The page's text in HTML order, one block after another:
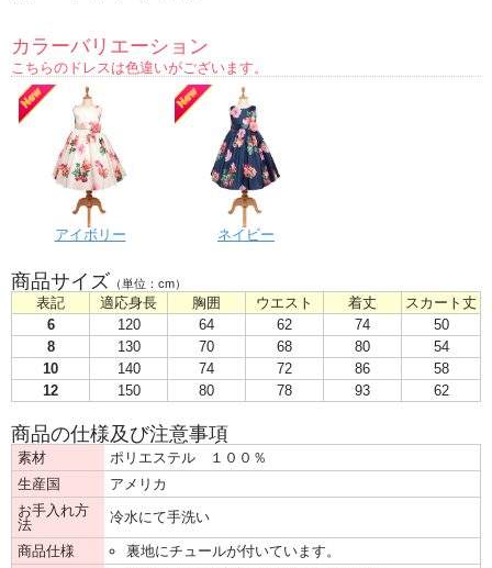
カラーバリエーション
こちらのドレスは色違いがございます。
アイボリー ネイビー
商品サイズ （単位：cm）
表記 適応身長 胸囲 ウエスト 着丈
スカート丈
6
120 64 62 74
50
8
130 70 68 80
54
10
140 74 72 86
58
12
150 80 78 93 62
商品の仕様及び注意事項
素材
ポリエステル １００％
生産国
アメリカ
お手入れ方
法
冷水にて手洗い
商品仕様 裏地にチュールが付いています。